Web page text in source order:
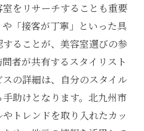
をリサーチすることも重要
「接客が丁寧」といった具
ることが、美容室選びの参
者が共有するスタイリスト
の詳細は、自分のスタイル
助けとなります。北九州市
トレンドを取り入れたカッ